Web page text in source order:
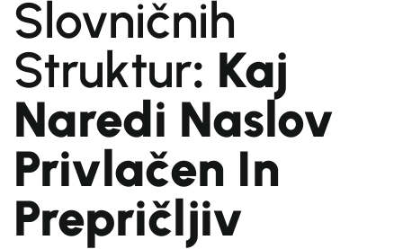
Slovničnih
Struktur: Kaj
Naredi Naslov
Privlačen In
Prepričljiv